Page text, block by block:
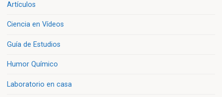
Artículos
Ciencia en Vídeos
Guía de Estudios
Humor Químico
Laboratorio en casa